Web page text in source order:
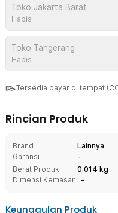
Toko Jakarta Barat
Habis
Toko Tangerang
Habis
Tersedia bayar di tempat
Rincian Produk
Brand
Lainnya
Garansi
-
Berat Produk
0.014 kg
Dimensi Kemasan : -
Keunggulan Produk